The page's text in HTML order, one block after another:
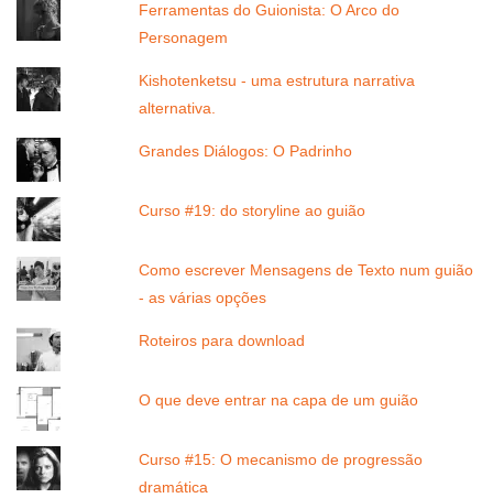
Ferramentas do Guionista: O Arco do
Personagem
Kishotenketsu - uma estrutura narrativa
alternativa.
Grandes Diálogos: O Padrinho
Curso #19: do storyline ao guião
Como escrever Mensagens de Texto num guião
- as várias opções
Roteiros para download
O que deve entrar na capa de um guião
Curso #15: O mecanismo de progressão
dramática